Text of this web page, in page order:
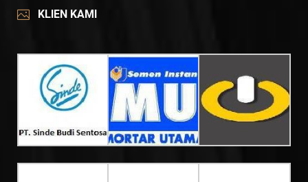
KLIEN KAMI